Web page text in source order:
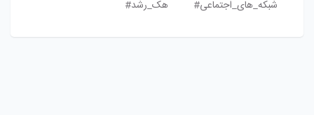
شبکه_های_اجتماعی# هک_رشد#